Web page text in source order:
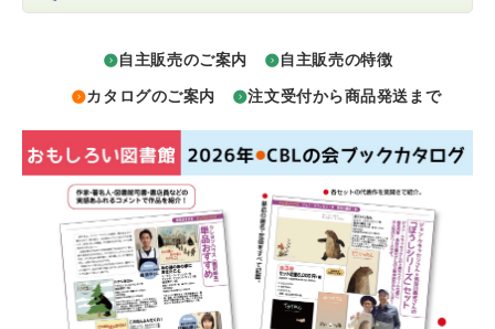
選書リスト
出版社・事務局
サイトの利用の仕方
ヘルプ
お問い合わせ
自主販売のご案内 自主販売の特徴
カタログのご案内 注文受付から商品発送まで